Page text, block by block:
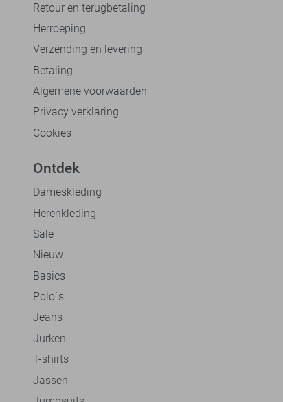
Retour en terugbetaling
Herroeping
Verzending en levering
Betaling
Algemene voorwaarden
Privacy verklaring
Cookies
Ontdek
Dameskleding
Herenkleding
Sale
Nieuw
Basics
Polo`s
Jeans
Jurken
T-shirts
Jassen